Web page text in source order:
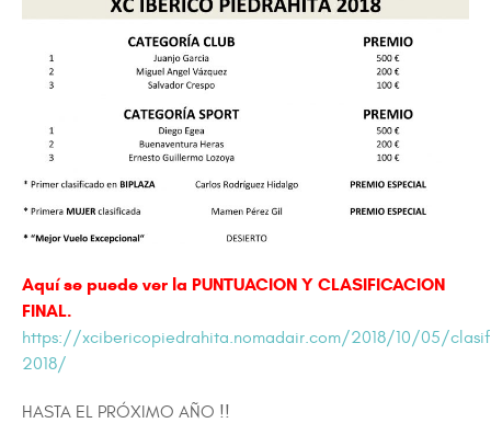
Aquí se puede ver la PUNTUACION Y CLASIFICACION
FINAL.
https://xcibericopiedrahita.nomadair.com/2018/10/05/
2018/
HASTA EL PRÓXIMO AÑO !!